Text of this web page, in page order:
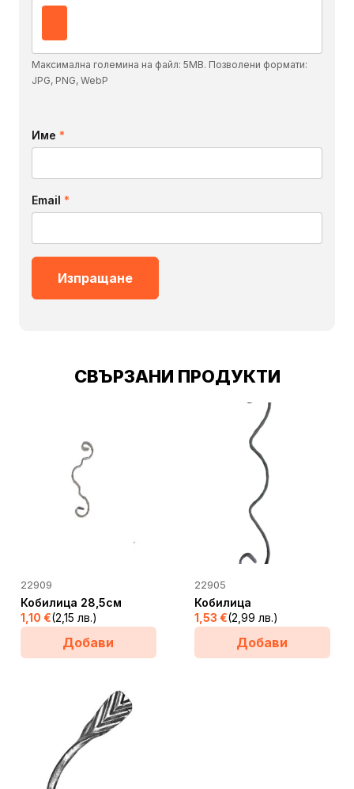
Максимална големина на файл: 5MB. Позволени формати:
JPG, PNG, WebP
Име *
Email *
СВЪРЗАНИ ПРОДУКТИ
22909
Кобилица 28,5см
1,10 €(2,15 лв.)
Добави
22905
Кобилица
1,53 €(2,99 лв.)
Добави